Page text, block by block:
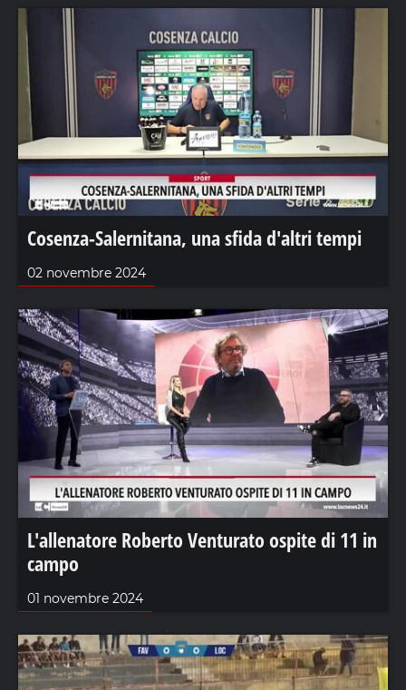
Cosenza-Salernitana, una sfida d'altri tempi
02 novembre 2024
L'allenatore Roberto Venturato ospite di 11 in
campo
01 novembre 2024